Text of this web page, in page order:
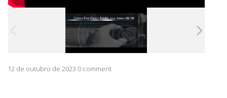
12 de outubro de 2023 0 comment